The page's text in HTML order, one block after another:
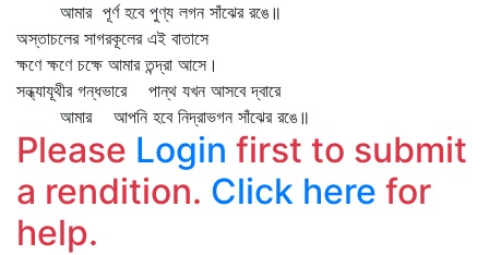
আমার পূর্ণ হবে পুণ্য লগন সাঁঝের রঙে॥
অস্তাচলের সাগরকূলের এই বাতাসে
ক্ষণে ক্ষণে চক্ষে আমার তন্দ্রা আসে।
সন্ধ্যাযূথীর গন্ধভারে পান্থ যখন আসবে দ্বারে
আমার আপনি হবে নিদ্রাভগন সাঁঝের রঙে॥
Please Login first to submit
a rendition. Click here for
help.